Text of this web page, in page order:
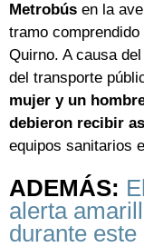
Metrobús en la
tramo
Quirno. A causa
del transporte
mujer y un
debieron recibir
equipos sanitarios
ADEMÁS:
alerta
durante